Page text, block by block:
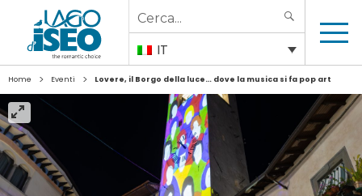
Search
for:
IT
Home > Eventi > Lovere, il Borgo della luce… dove la musica si fa pop art